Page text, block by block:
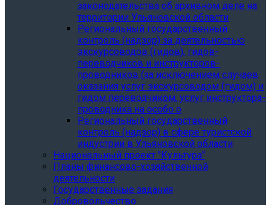
законодательства об архивном деле на
территории Ульяновской области
Региональный государственный
контроль (надзор) за деятельностью
экскурсоводов (гидов), гидов-
переводчиков и инструкторов-
проводников (за исключением случаев
оказания услуг экскурсоводом (гидом) и
гидом переводчиком, услуг инструктора-
проводника на особо о
Региональный государственный
контроль (надзор) в сфере туристской
индустрии в Ульяновской области
Национальный проект "Культура"
Планы финансово-хозяйственной
деятельности
Государственные задания
Добровольчество